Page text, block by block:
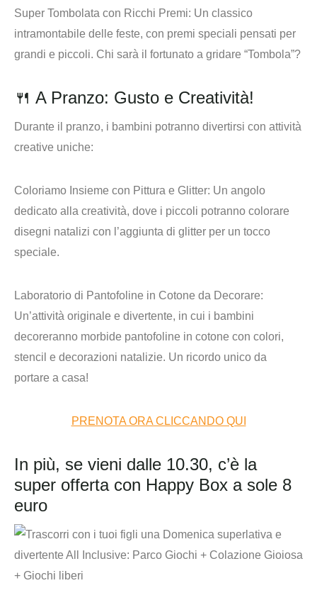
Super Tombolata con Ricchi Premi: Un classico
intramontabile delle feste, con premi speciali pensati per
grandi e piccoli. Chi sarà il fortunato a gridare “Tombola”?
🍴 A Pranzo: Gusto e Creatività!
Durante il pranzo, i bambini potranno divertirsi con attività
creative uniche:
Coloriamo Insieme con Pittura e Glitter: Un angolo
dedicato alla creatività, dove i piccoli potranno colorare
disegni natalizi con l’aggiunta di glitter per un tocco
speciale.
Laboratorio di Pantofoline in Cotone da Decorare:
Un’attività originale e divertente, in cui i bambini
decoreranno morbide pantofoline in cotone con colori,
stencil e decorazioni natalizie. Un ricordo unico da
portare a casa!
PRENOTA ORA CLICCANDO QUI
In più, se vieni dalle 10.30, c’è la
super offerta con Happy Box a sole 8
euro